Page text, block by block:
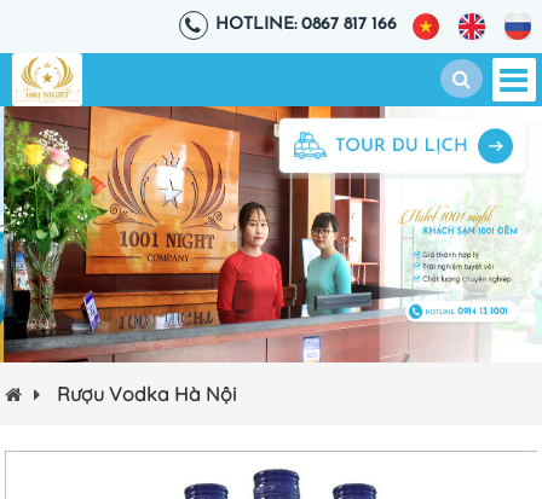
HOTLINE: 0867 817 166
Rượu Vodka Hà Nội